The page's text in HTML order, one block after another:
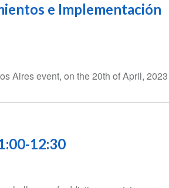
e Implementación
Aires event, on the 20th of April, 2023
12:30